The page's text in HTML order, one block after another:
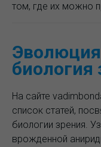
том, где их можно
биология
На сайте
список статей,
биологии зрения.
врожденной